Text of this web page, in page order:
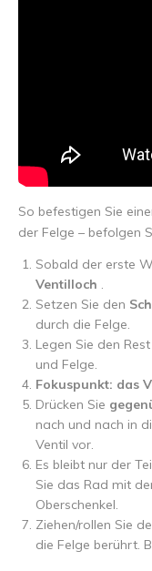
So befestigen Sie
der Felge – befolgen
Sobald der erste
Ventilloch .
Setzen Sie den
durch die Felge.
Legen Sie den
und Felge.
Fokuspunkt: das
Drücken Sie
nach und nach in
Ventil vor.
Es bleibt nur der
Sie das Rad mit
Oberschenkel.
Ziehen/rollen Sie
die Felge berührt.